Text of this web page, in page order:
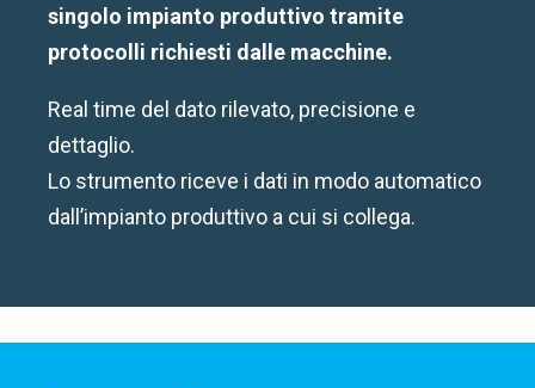
singolo impianto produttivo tramite
protocolli richiesti dalle macchine.
Real time del dato rilevato, precisione e
dettaglio.
Lo strumento riceve i dati in modo automatico
dall’impianto produttivo a cui si collega.